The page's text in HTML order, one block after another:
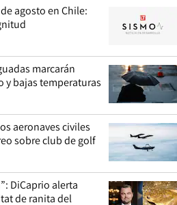
agosto en Chile:
marcarán
y bajas temperaturas
aeronaves civiles
sobre club de golf
DiCaprio alerta
de ranita del